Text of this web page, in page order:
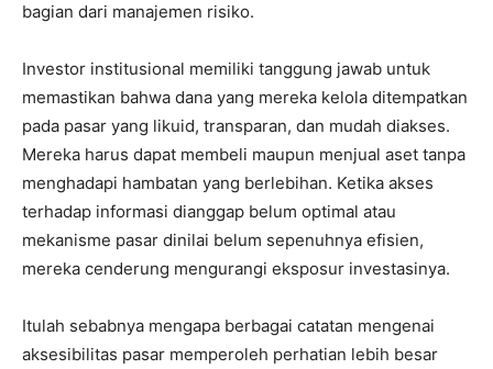
bagian dari manajemen risiko.
Investor institusional memiliki tanggung jawab untuk
memastikan bahwa dana yang mereka kelola ditempatkan
pada pasar yang likuid, transparan, dan mudah diakses.
Mereka harus dapat membeli maupun menjual aset tanpa
menghadapi hambatan yang berlebihan. Ketika akses
terhadap informasi dianggap belum optimal atau
mekanisme pasar dinilai belum sepenuhnya efisien,
mereka cenderung mengurangi eksposur investasinya.
Itulah sebabnya mengapa berbagai catatan mengenai
aksesibilitas pasar memperoleh perhatian lebih besar